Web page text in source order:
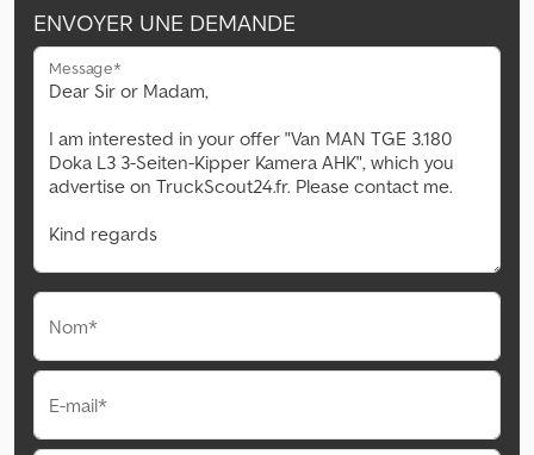
ENVOYER UNE DEMANDE
Message*
Nom*
E-mail*